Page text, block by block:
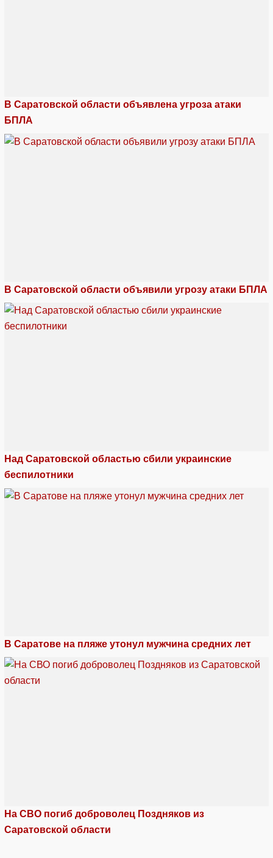
В Саратовской области объявлена угроза атаки
БПЛА
В Саратовской области объявили угрозу атаки БПЛА
Над Саратовской областью сбили украинские
беспилотники
В Саратове на пляже утонул мужчина средних лет
На СВО погиб доброволец Поздняков из
Саратовской области